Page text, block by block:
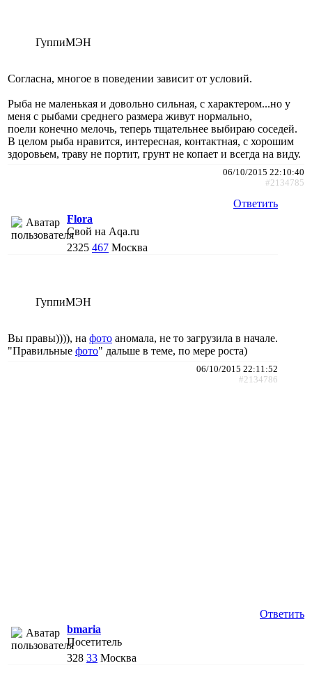
ГуппиМЭН
Согласна, многое в поведении зависит от условий.
Рыба не маленькая и довольно сильная, с характером...но у
меня с рыбами среднего размера живут нормально,
поели конечно мелочь, теперь тщательнее выбираю соседей.
В целом рыба нравится, интересная, контактная, с хорошим
здоровьем, траву не портит, грунт не копает и всегда на виду.
06/10/2015 22:10:40
#2134785
Ответить
Flora
Свой на Aqa.ru
2325 467 Москва
ГуппиМЭН
Вы правы)))), на фото аномала, не то загрузила в начале.
"Правильные фото" дальше в теме, по мере роста)
06/10/2015 22:11:52
#2134786
Ответить
bmaria
Посетитель
328 33 Москва